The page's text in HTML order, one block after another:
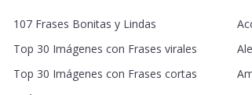
107 Frases Bonitas y Lindas
Top 30 Imágenes con Frases virales
Top 30 Imágenes con Frases cortas